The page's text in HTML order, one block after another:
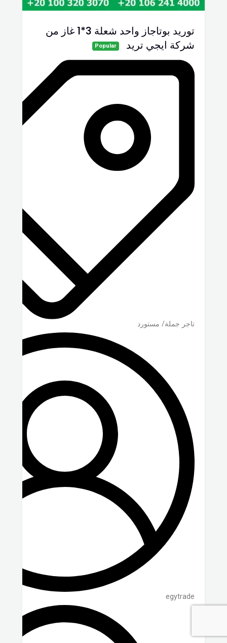
توريد بوتاجاز واحد شعلة 3*1 غاز من
شركة ايجي تريد
Popular
تاجر جملة/ مستورد
egytrade